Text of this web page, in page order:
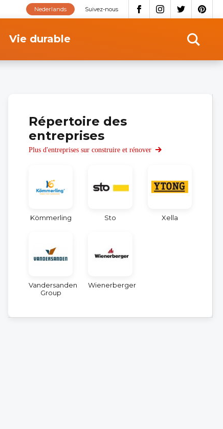
Suivez-nous
Nederlands
Vie durable
Répertoire des
entreprises
Plus d'entreprises sur construire et rénover
Kömmerling Sto Xella
Vandersanden
Group
Wienerberger